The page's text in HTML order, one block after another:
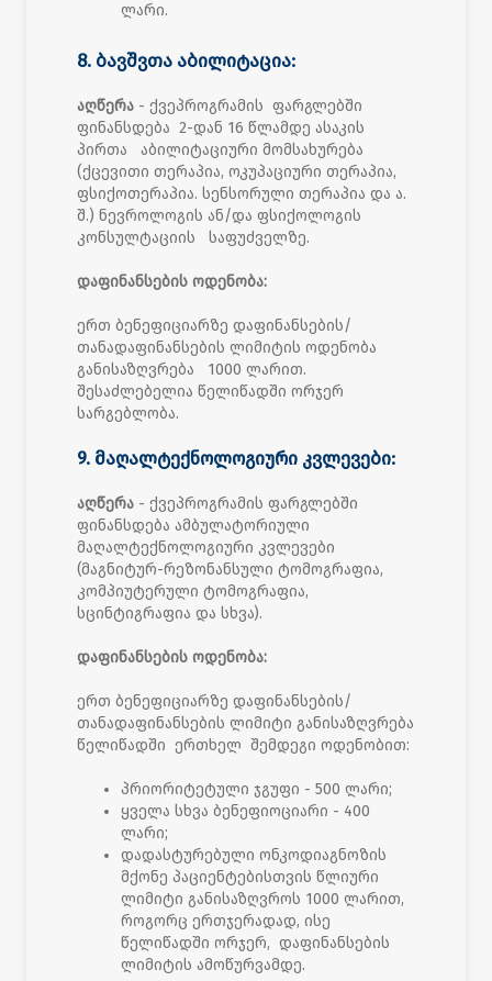
ლარი.
8. ბავშვთა აბილიტაცია:
აღწერა - ქვეპროგრამის ფარგლებში
ფინანსდება 2-დან 16 წლამდე ასაკის
პირთა აბილიტაციური მომსახურება
(ქცევითი თერაპია, ოკუპაციური თერაპია,
ფსიქოთერაპია. სენსორული თერაპია და ა.
შ.) ნევროლოგის ან/და ფსიქოლოგის
კონსულტაციის საფუძველზე.
დაფინანსების ოდენობა:
ერთ ბენეფიციარზე დაფინანსების/
თანადაფინანსების ლიმიტის ოდენობა
განისაზღვრება 1000 ლარით.
შესაძლებელია წელიწადში ორჯერ
სარგებლობა.
9. მაღალტექნოლოგიური კვლევები:
აღწერა - ქვეპროგრამის ფარგლებში
ფინანსდება ამბულატორიული
მაღალტექნოლოგიური კვლევები
(მაგნიტურ-რეზონანსული ტომოგრაფია,
კომპიუტერული ტომოგრაფია,
სცინტიგრაფია და სხვა).
დაფინანსების ოდენობა:
ერთ ბენეფიციარზე დაფინანსების/
თანადაფინანსების ლიმიტი განისაზღვრება
წელიწადში ერთხელ შემდეგი ოდენობით:
პრიორიტეტული ჯგუფი - 500 ლარი;
ყველა სხვა ბენეფიოციარი - 400
ლარი;
დადასტურებული ონკოდიაგნოზის
მქონე პაციენტებისთვის წლიური
ლიმიტი განისაზღვროს 1000 ლარით,
როგორც ერთჯერადად, ისე
წელიწადში ორჯერ, დაფინანსების
ლიმიტის ამოწურვამდე.